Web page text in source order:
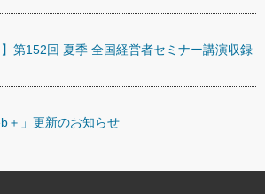
】第152回 夏季 全国経営者セミナー講演収録
＋」更新のお知らせ